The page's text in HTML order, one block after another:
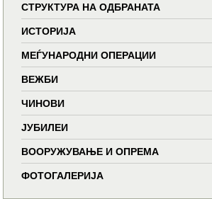
СТРУКТУРА НА ОДБРАНАТА
ИСТОРИЈА
МЕЃУНАРОДНИ ОПЕРАЦИИ
ВЕЖБИ
ЧИНОВИ
ЈУБИЛЕИ
ВООРУЖУВАЊЕ И ОПРЕМА
ФОТОГАЛЕРИЈА